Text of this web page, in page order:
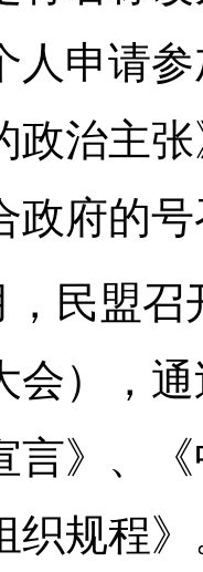
人申请
政治主
政府的
，民盟
会），
言》、
织规程